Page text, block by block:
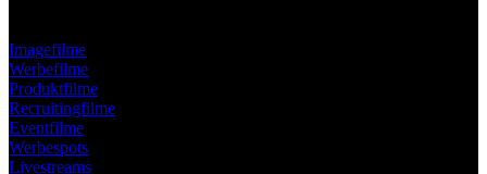
Imagefilme
Werbefilme
Produktfilme
Recruitingfilme
Eventfilme
Werbespots
Livestreams